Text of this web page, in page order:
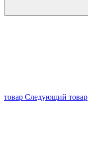
товар Следующий товар